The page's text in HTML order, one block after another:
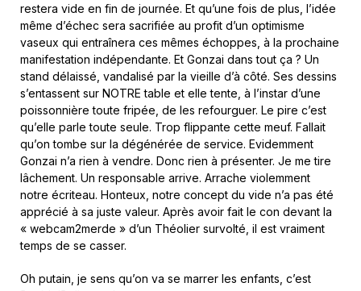
restera vide en fin de journée. Et qu’une fois de plus, l’idée
même d’échec sera sacrifiée au profit d’un optimisme
vaseux qui entraînera ces mêmes échoppes, à la prochaine
manifestation indépendante. Et Gonzai dans tout ça ? Un
stand délaissé, vandalisé par la vieille d’à côté. Ses dessins
s’entassent sur NOTRE table et elle tente, à l’instar d’une
poissonnière toute fripée, de les refourguer. Le pire c’est
qu’elle parle toute seule. Trop flippante cette meuf. Fallait
qu’on tombe sur la dégénérée de service. Evidemment
Gonzai n’a rien à vendre. Donc rien à présenter. Je me tire
lâchement. Un responsable arrive. Arrache violemment
notre écriteau. Honteux, notre concept du vide n’a pas été
apprécié à sa juste valeur. Après avoir fait le con devant la
« webcam2merde » d’un Théolier survolté, il est vraiment
temps de se casser.
Oh putain, je sens qu’on va se marrer les enfants, c’est